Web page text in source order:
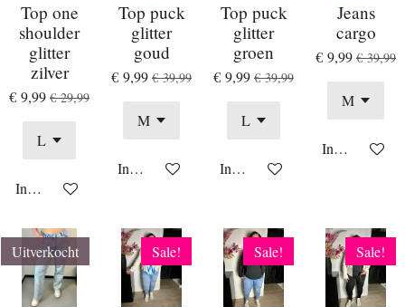
Top one
shoulder
glitter
zilver
€ 9,99 € 29,99
In winkelwagen
Top puck
glitter
goud
€ 9,99 € 39,99
In winkelwagen
Top puck
glitter
groen
€ 9,99 € 39,99
In winkelwagen
Jeans
cargo
€ 9,99 € 39,99
In
Uitverkocht Sale! Sale! Sale!